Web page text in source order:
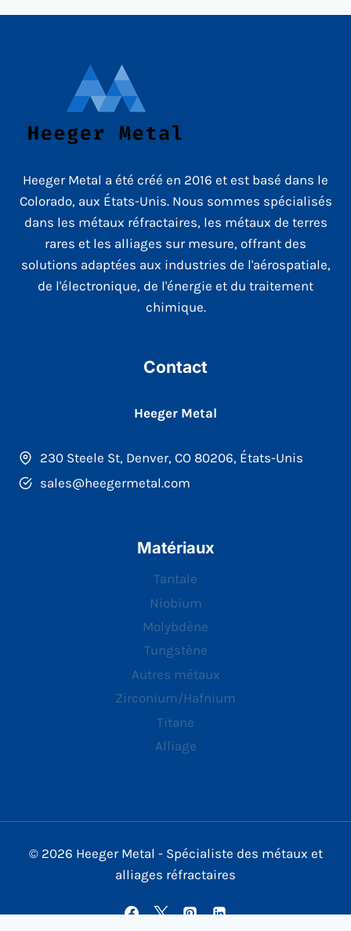
Heeger Metal a été créé en 2016 et est basé dans le
Colorado, aux États-Unis. Nous sommes spécialisés
dans les métaux réfractaires, les métaux de terres
rares et les alliages sur mesure, offrant des
solutions adaptées aux industries de l'aérospatiale,
de l'électronique, de l'énergie et du traitement
chimique.
Contact
Heeger Metal
230 Steele St, Denver, CO 80206, États-Unis
sales@heegermetal.com
Matériaux
Tantale
Niobium
Molybdène
Tungstène
Autres métaux
Zirconium/Hafnium
Titane
Alliage
© 2026 Heeger Metal - Spécialiste des métaux et
alliages réfractaires